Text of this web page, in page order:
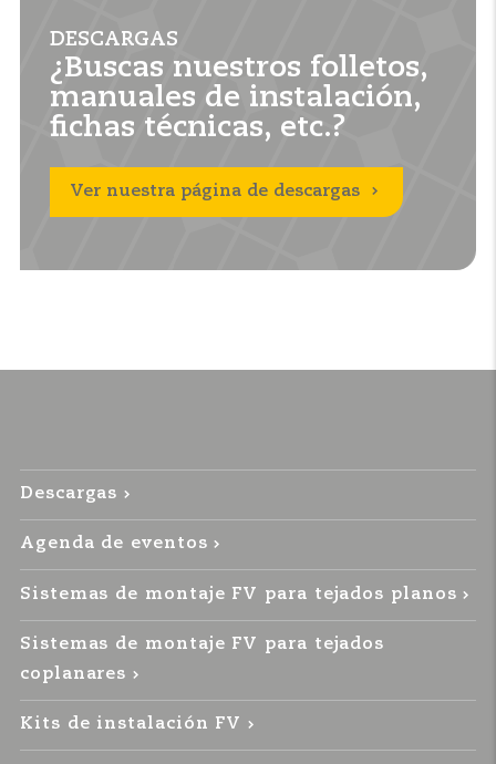
DESCARGAS
¿Buscas nuestros folletos,
manuales de instalación,
fichas técnicas, etc.?
Ver nuestra página de descargas
Descargas
Agenda de eventos
Sistemas de montaje FV para tejados planos
Sistemas de montaje FV para tejados
coplanares
Kits de instalación FV